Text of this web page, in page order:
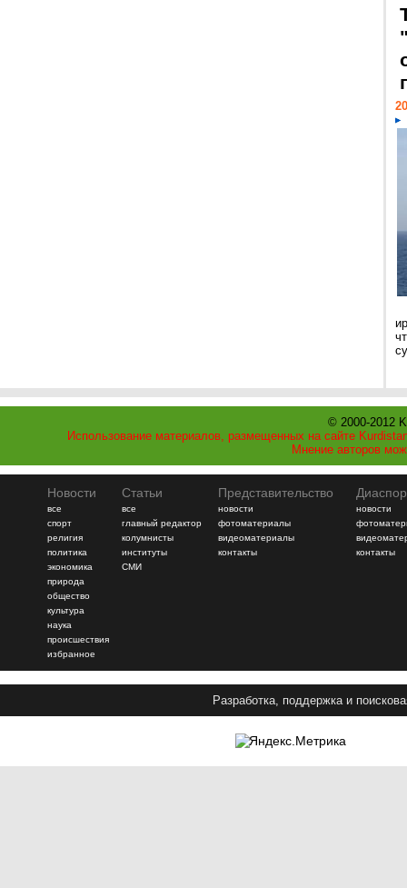
© 2000-2012
Использование материалов, размещенных на сайте
Мнение авторов
Новости
все
спорт
религия
политика
экономика
природа
общество
культура
наука
происшествия
избранное
Статьи
все
главный редактор
колумнисты
институты
СМИ
Представительство
новости
фотоматериалы
видеоматериалы
контакты
новости
контакты
Разработка, поддержка и